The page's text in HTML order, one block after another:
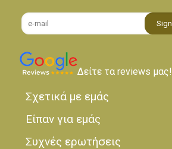
Δείτε τα reviews μας!
Σχετικά με εμάς
Είπαν για εμάς
Συχνές ερωτήσεις